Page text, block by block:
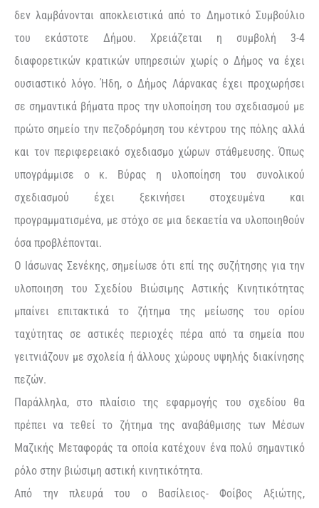
δεν λαμβάνονται αποκλειστικά από το Δημοτικό Συμβούλιο
του εκάστοτε Δήμου. Χρειάζεται η συμβολή 3-4
διαφορετικών κρατικών υπηρεσιών χωρίς ο Δήμος να έχει
ουσιαστικό λόγο. Ήδη, ο Δήμος Λάρνακας έχει προχωρήσει
σε σημαντικά βήματα προς την υλοποίηση του σχεδιασμού με
πρώτο σημείο την πεζοδρόμηση του κέντρου της πόλης αλλά
και τον περιφερειακό σχεδιασμο χώρων στάθμευσης. Όπως
υπογράμμισε ο κ. Βύρας η υλοποίηση του συνολικού
σχεδιασμού έχει ξεκινήσει στοχευμένα και
προγραμματισμένα, με στόχο σε μια δεκαετία να υλοποιηθούν
όσα προβλέπονται.
Ο Ιάσωνας Σενέκης, σημείωσε ότι επί της συζήτησης για την
υλοποιηση του Σχεδίου Βιώσιμης Αστικής Κινητικότητας
μπαίνει επιτακτικά το ζήτημα της μείωσης του ορίου
ταχύτητας σε αστικές περιοχές πέρα από τα σημεία που
γειτνιάζουν με σχολεία ή άλλους χώρους υψηλής διακίνησης
πεζών.
Παράλληλα, στο πλαίσιο της εφαρμογής του σχεδίου θα
πρέπει να τεθεί το ζήτημα της αναβάθμισης των Μέσων
Μαζικής Μεταφοράς τα οποία κατέχουν ένα πολύ σημαντικό
ρόλο στην βιώσιμη αστική κινητικότητα.
Από την πλευρά του ο Βασίλειος- Φοίβος Αξιώτης,